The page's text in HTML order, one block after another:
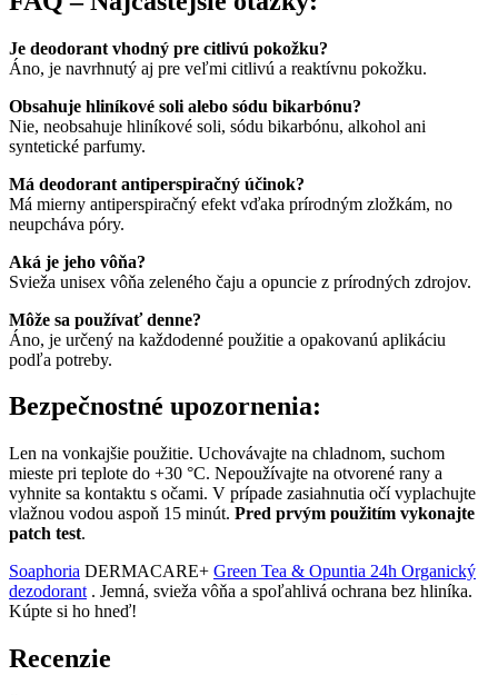
Je deodorant vhodný pre citlivú pokožku?
Áno, je navrhnutý aj pre veľmi citlivú a reaktívnu pokožku.
Obsahuje hliníkové soli alebo sódu bikarbónu?
Nie, neobsahuje hliníkové soli, sódu bikarbónu, alkohol ani
syntetické parfumy.
Má deodorant antiperspiračný účinok?
Má mierny antiperspiračný efekt vďaka prírodným zložkám, no
neupcháva póry.
Aká je jeho vôňa?
Svieža unisex vôňa zeleného čaju a opuncie z prírodných zdrojov.
Môže sa používať denne?
Áno, je určený na každodenné použitie a opakovanú aplikáciu
podľa potreby.
Bezpečnostné upozornenia:
Len na vonkajšie použitie. Uchovávajte na chladnom, suchom
mieste pri teplote do +30 °C. Nepoužívajte na otvorené rany a
vyhnite sa kontaktu s očami. V prípade zasiahnutia očí vyplachujte
vlažnou vodou aspoň 15 minút. Pred prvým použitím vykonajte
patch test.
Soaphoria DERMACARE+ Green Tea & Opuntia 24h Organický
dezodorant . Jemná, svieža vôňa a spoľahlivá ochrana bez hliníka.
Kúpte si ho hneď!
Recenzie